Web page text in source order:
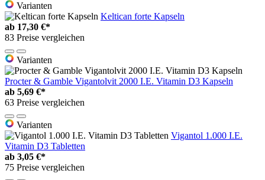
Varianten
Keltican forte Kapseln
ab 17,30 €*
83 Preise vergleichen
Varianten
Procter & Gamble Vigantolvit 2000 I.E. Vitamin D3 Kapseln
ab 5,69 €*
63 Preise vergleichen
Varianten
Vigantol 1.000 I.E.
Vitamin D3 Tabletten
ab 3,05 €*
75 Preise vergleichen